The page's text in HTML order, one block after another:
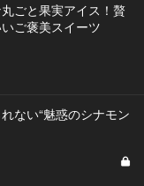
ごと果実アイス！贅
ご褒美スイーツ
ない“魅惑のシナモン